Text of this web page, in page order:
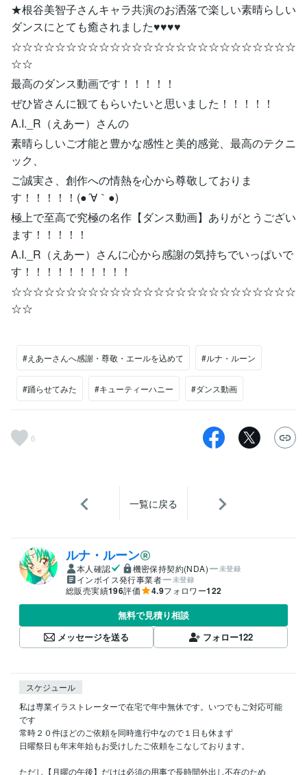
★根谷美智子さんキャラ共演のお洒落で楽しい素晴らしい
ダンスにとても癒されました♥♥♥♥
☆☆☆☆☆☆☆☆☆☆☆☆☆☆☆☆☆☆☆☆☆☆☆☆☆☆
☆☆
最高のダンス動画です！！！！！
ぜひ皆さんに観てもらいたいと思いました！！！！！
A.I._R（えあー）さんの
素晴らしいご才能と豊かな感性と美的感覚、最高のテクニ
ック、
ご誠実さ、創作への情熱を心から尊敬しておりま
す！！！！！(●´∀｀●)
極上で至高で究極の名作【ダンス動画】ありがとうござい
ます！！！！！
A.I._R（えあー）さんに心から感謝の気持ちでいっぱいで
す！！！！！！！！！！
☆☆☆☆☆☆☆☆☆☆☆☆☆☆☆☆☆☆☆☆☆☆☆☆☆☆
☆☆
#えあーさんへ感謝・尊敬・エールを込めて #ルナ・ルーン
#踊らせてみた #キューティーハニー #ダンス動画
6
一覧に戻る
ルナ・ルーン
本人確認 機密保持契約(NDA) 未登録
インボイス発行事業者 未登録
総販売実績196評価 4.9フォロワー122
無料で見積り相談
メッセージを送る
フォロー122
スケジュール
私は専業イラストレーターで在宅で年中無休です。いつでもご対応可能
です
常時２０件ほどのご依頼を同時進行中なので１日も休まず
日曜祭日も年末年始もお受けしたご依頼をこなしております。
ただし【月曜の午後】だけは必須の用事で長時間外出し不在のため